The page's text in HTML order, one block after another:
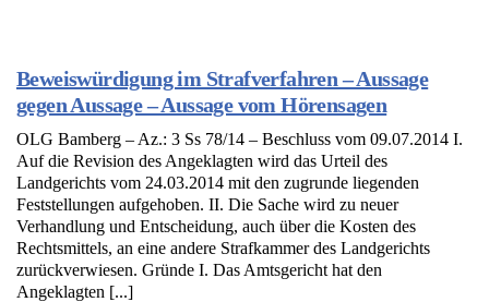
Beweiswürdigung im Strafverfahren – Aussage
gegen Aussage – Aussage vom Hörensagen
OLG Bamberg – Az.: 3 Ss 78/14 – Beschluss vom 09.07.2014 I.
Auf die Revision des Angeklagten wird das Urteil des
Landgerichts vom 24.03.2014 mit den zugrunde liegenden
Feststellungen aufgehoben. II. Die Sache wird zu neuer
Verhandlung und Entscheidung, auch über die Kosten des
Rechtsmittels, an eine andere Strafkammer des Landgerichts
zurückverwiesen. Gründe I. Das Amtsgericht hat den
Angeklagten [...]